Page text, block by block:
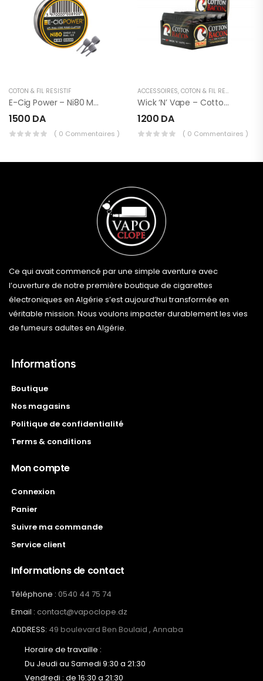
COTON & FIL RÉSISTIF
E-Cig Power – Ni80 MTL Dual Core Fused Clapton X10
1500 DA
( 0 Commentaires )
ACCESSOIRES, COTON & FIL RÉSISTIF
Wick ‘n’ Vape – Cotton Bacon Prime
1200 DA
( 0 Commentaires )
Ce qui avait commencé par une simple aventure avec
l’ouverture de notre première boutique de cigarettes
électroniques en Algérie s’est aujourd’hui transformée en
véritable mission. Nous voulons impacter durablement les vies
de fumeurs adultes en Algérie.
Informations
Boutique
Nos magasins
Politique de confidentialité
Terms & conditions
Mon compte
Connexion
Panier
Suivre ma commande
Service client
Informations de contact
Téléphone : 0540 44 75 74
Email : contact@vapoclope.dz
ADDRESS: 49 boulevard Ben Boulaid , Annaba
Horaire de travaille :
Du Jeudi au Samedi 9:30 a 21:30
Vendredi : de 16:30 a 21:30